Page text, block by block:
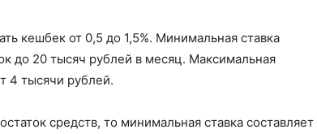
кешбек от 0,5 до 1,5%. Минимальная ставка
до 20 тысяч рублей в месяц. Максимальная
4 тысячи рублей.
средств, то минимальная ставка составляет